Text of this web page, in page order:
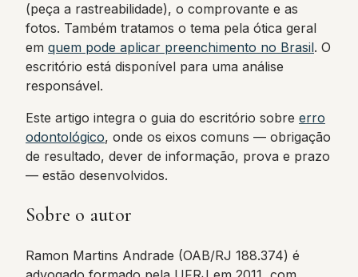
(peça a rastreabilidade), o comprovante e as
fotos. Também tratamos o tema pela ótica geral
em quem pode aplicar preenchimento no Brasil. O
escritório está disponível para uma análise
responsável.
Este artigo integra o guia do escritório sobre erro
odontológico, onde os eixos comuns — obrigação
de resultado, dever de informação, prova e prazo
— estão desenvolvidos.
Sobre o autor
Ramon Martins Andrade (OAB/RJ 188.374) é